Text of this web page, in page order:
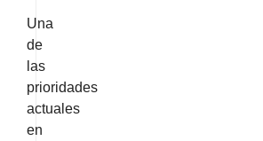
Una
de
las
prioridades
actuales
en